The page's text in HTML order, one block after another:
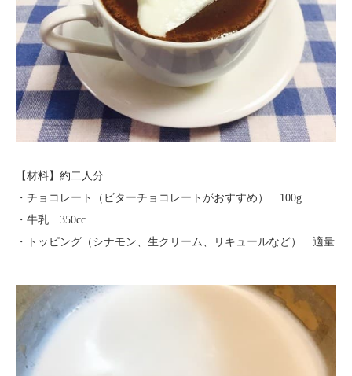
【材料】約二人分
・チョコレート（ビターチョコレートがおすすめ） 100g
・牛乳 350cc
・トッピング（シナモン、生クリーム、リキュールなど） 適量